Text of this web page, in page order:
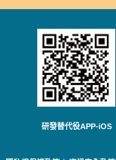
研發替代役APP-iOS